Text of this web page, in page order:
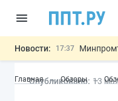
Новости: 17:37
16:30 Возврат
Главная Обзоры
Опубликовано: 13